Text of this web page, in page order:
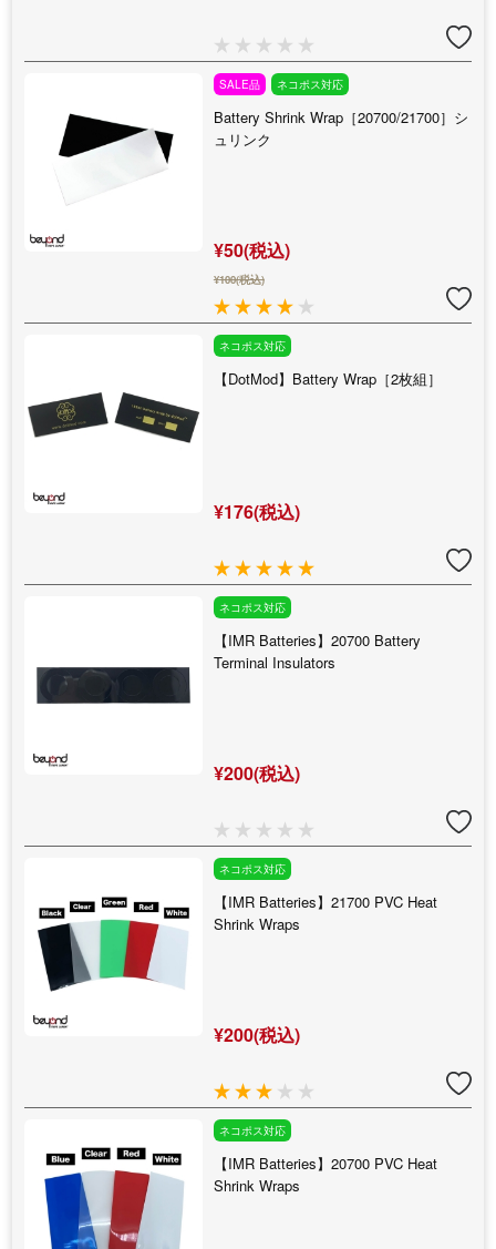
SALE品 ネコポス対応
Battery Shrink Wrap［20700/21700］シ
ュリンク
¥50(税込)
¥100(税込)
ネコポス対応
【DotMod】Battery Wrap［2枚組］
¥176(税込)
ネコポス対応
【IMR Batteries】20700 Battery
Terminal Insulators
¥200(税込)
ネコポス対応
【IMR Batteries】21700 PVC Heat
Shrink Wraps
¥200(税込)
ネコポス対応
【IMR Batteries】20700 PVC Heat
Shrink Wraps